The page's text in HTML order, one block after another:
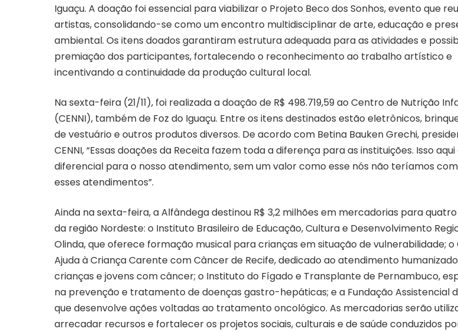
Iguaçu. A doação foi essencial para viabilizar o Projeto Beco dos Sonhos, evento que
artistas, consolidando-se como um encontro multidisciplinar de arte, educação e
ambiental. Os itens doados garantiram estrutura adequada para as atividades e
premiação dos participantes, fortalecendo o reconhecimento ao trabalho artístico e
incentivando a continuidade da produção cultural local.
Na sexta-feira (21/11), foi realizada a doação de R$ 498.719,59 ao Centro de Nutrição
(CENNI), também de Foz do Iguaçu. Entre os itens destinados estão eletrônicos,
de vestuário e outros produtos diversos. De acordo com Betina Bauken Grechi,
CENNI, “Essas doações da Receita fazem toda a diferença para as instituições. Isso aqui
diferencial para o nosso atendimento, sem um valor como esse nós não teríamos
esses atendimentos”.
Ainda na sexta-feira, a Alfândega destinou R$ 3,2 milhões em mercadorias para
da região Nordeste: o Instituto Brasileiro de Educação, Cultura e Desenvolvimento
Olinda, que oferece formação musical para crianças em situação de vulnerabilidade; o
Ajuda à Criança Carente com Câncer de Recife, dedicado ao atendimento
crianças e jovens com câncer; o Instituto do Fígado e Transplante de Pernambuco,
na prevenção e tratamento de doenças gastro-hepáticas; e a Fundação Assistencial
que desenvolve ações voltadas ao tratamento oncológico. As mercadorias serão
arrecadar recursos e fortalecer os projetos sociais, culturais e de saúde conduzidos